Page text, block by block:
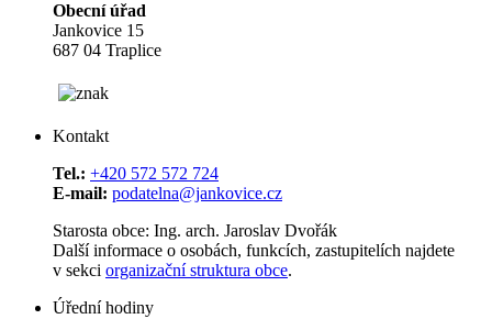
Obecní úřad
Jankovice 15
687 04 Traplice
Kontakt
Tel.: +420 572 572 724
E-mail: podatelna@jankovice.cz
Starosta obce: Ing. arch. Jaroslav Dvořák
Další informace o osobách, funkcích, zastupitelích najdete
v sekci organizační struktura obce.
Úřední hodiny